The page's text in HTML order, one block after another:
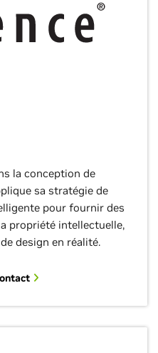
la conception de
sa stratégie de
pour fournir des
propriété intellectuelle,
design en réalité.